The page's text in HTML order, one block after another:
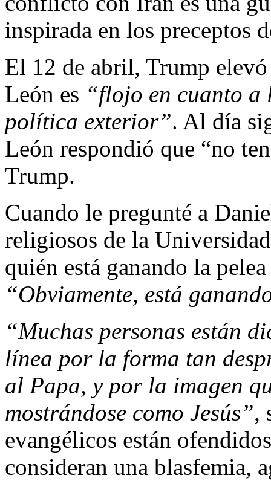
inspirada en los preceptos
El 12 de abril, Trump
León es “flojo en cuanto
política exterior”. Al día
León respondió que “no
Trump.
Cuando le pregunté a
religiosos de la
quién está ganando la
“Obviamente, está
“Muchas personas están
línea por la forma tan
al Papa, y por la imagen
mostrándose como Jesús”,
evangélicos están
consideran una blasfemia,